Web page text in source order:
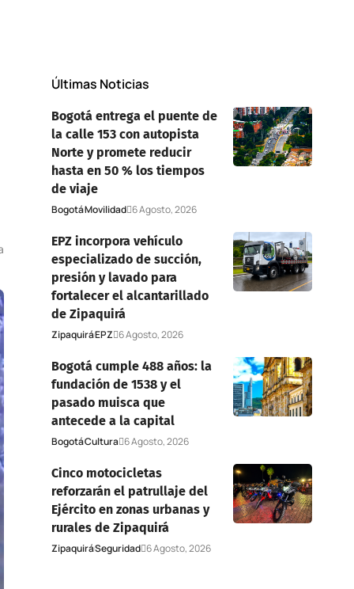
Últimas Noticias
Bogotá entrega el puente de
la calle 153 con autopista
Norte y promete reducir
hasta en 50 % los tiempos
de viaje
BogotáMovilidad 6 Agosto, 2026
EPZ incorpora vehículo
especializado de succión,
presión y lavado para
fortalecer el alcantarillado
de Zipaquirá
ZipaquiráEPZ 6 Agosto, 2026
Bogotá cumple 488 años: la
fundación de 1538 y el
pasado muisca que
antecede a la capital
BogotáCultura 6 Agosto, 2026
Cinco motocicletas
reforzarán el patrullaje del
Ejército en zonas urbanas y
rurales de Zipaquirá
ZipaquiráSeguridad 6 Agosto, 2026